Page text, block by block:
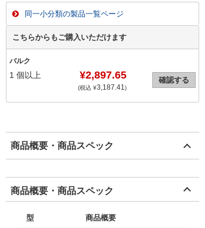
同一小分類の製品一覧ページ
こちらからもご購入いただけます
バルク
1 個以上 ¥2,897.65
(税込 ¥3,187.41)
確認する
商品概要・商品スペック
商品概要・商品スペック
型 商品概要